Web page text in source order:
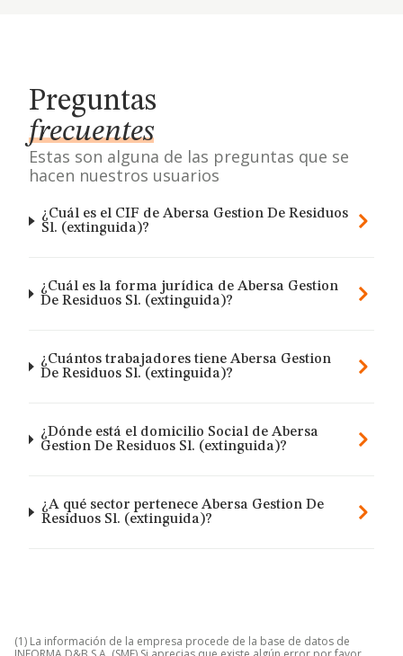
Preguntas
frecuentes
Estas son alguna de las preguntas que se
hacen nuestros usuarios
¿Cuál es el CIF de Abersa Gestion De Residuos
Sl. (extinguida)?
¿Cuál es la forma jurídica de Abersa Gestion
De Residuos Sl. (extinguida)?
¿Cuántos trabajadores tiene Abersa Gestion
De Residuos Sl. (extinguida)?
¿Dónde está el domicilio Social de Abersa
Gestion De Residuos Sl. (extinguida)?
¿A qué sector pertenece Abersa Gestion De
Residuos Sl. (extinguida)?
(1) La información de la empresa procede de la base de datos de